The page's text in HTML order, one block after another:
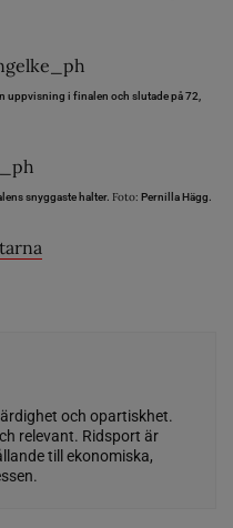
uppvisning i finalen och slutade på 72,
snyggaste halter. Foto: Pernilla Hägg.
och opartiskhet.
relevant. Ridsport är
till ekonomiska,